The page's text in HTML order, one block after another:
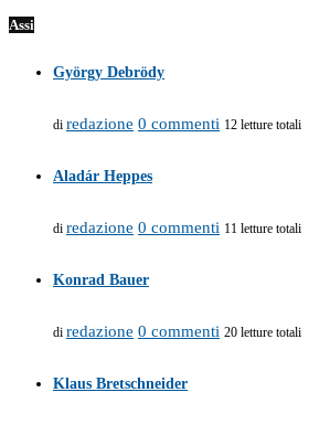
Assi
György Debrödy
di redazione 0 commenti 12 letture totali
Aladár Heppes
di redazione 0 commenti 11 letture totali
Konrad Bauer
di redazione 0 commenti 20 letture totali
Klaus Bretschneider